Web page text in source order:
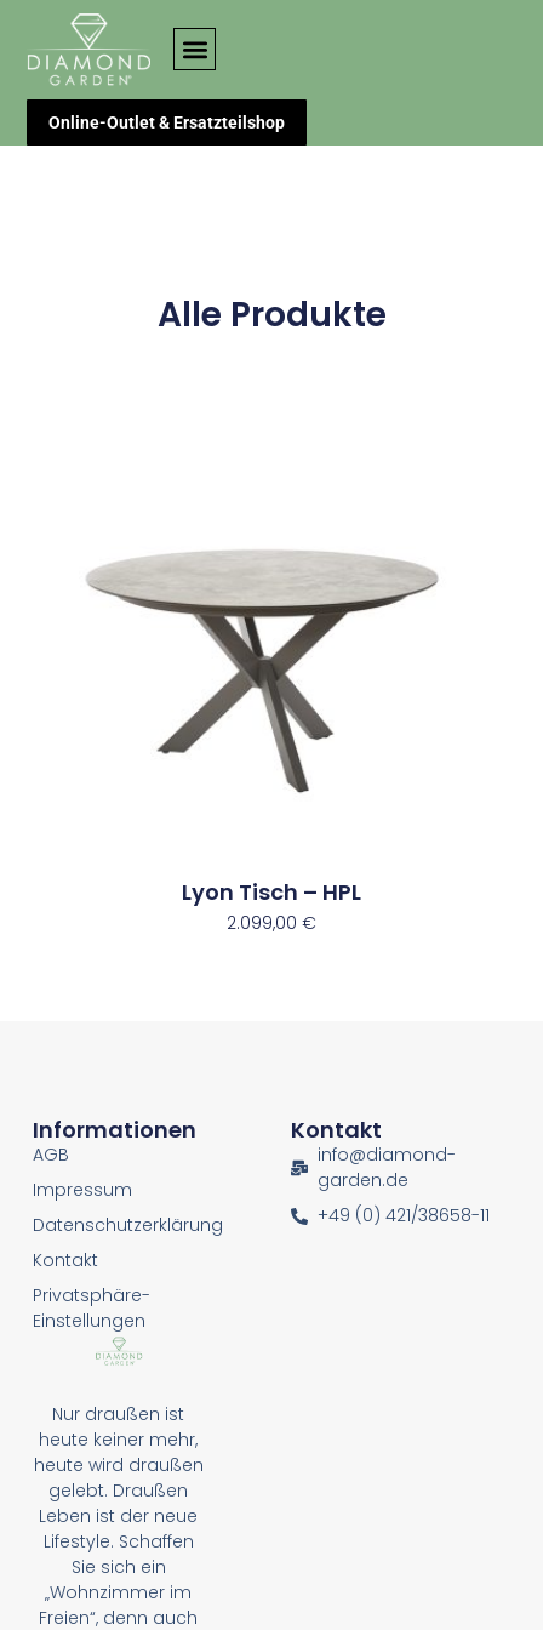
Online-Outlet & Ersatzteilshop
Alle Produkte
Lyon Tisch – HPL
2.099,00 €
Nur draußen ist
heute keiner mehr,
heute wird draußen
gelebt. Draußen
Leben ist der neue
Lifestyle. Schaffen
Sie sich ein
„Wohnzimmer im
Freien“, denn auch
Informationen
AGB
Impressum
Datenschutzerklärung
Kontakt
Privatsphäre-
Einstellungen
Kontakt
info@diamond-
garden.de
+49 (0) 421/38658-11